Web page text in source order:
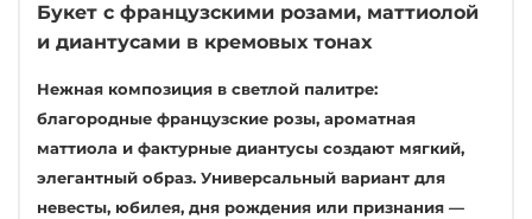
Букет с французскими розами, маттиолой
и диантусами в кремовых тонах
Нежная композиция в светлой палитре:
благородные французские розы, ароматная
маттиола и фактурные диантусы создают мягкий,
элегантный образ. Универсальный вариант для
невесты, юбилея, дня рождения или признания —